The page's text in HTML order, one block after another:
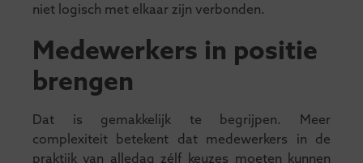
niet logisch met elkaar zijn verbonden.
Medewerkers in positie
brengen
Dat is gemakkelijk te begrijpen. Meer
complexiteit betekent dat medewerkers in de
praktijk van alledag zélf keuzes moeten kunnen